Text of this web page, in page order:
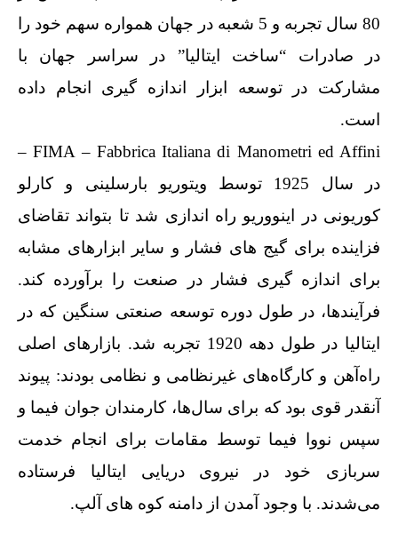
80 سال تجربه و 5 شعبه در جهان همواره سهم خود را
در صادرات “ساخت ایتالیا” در سراسر جهان با
مشارکت در توسعه ابزار اندازه گیری انجام داده
است.
FIMA – Fabbrica Italiana di Manometri ed Affini –
در سال 1925 توسط ویتوریو بارسلینی و کارلو
کوریونی در اینووریو راه اندازی شد تا بتواند تقاضای
فزاینده برای گیج های فشار و سایر ابزارهای مشابه
برای اندازه گیری فشار در صنعت را برآورده کند.
فرآیندها، در طول دوره توسعه صنعتی سنگین که در
ایتالیا در طول دهه 1920 تجربه شد. بازارهای اصلی
راه‌آهن و کارگاه‌های غیرنظامی و نظامی بودند: پیوند
آنقدر قوی بود که برای سال‌ها، کارمندان جوان فیما و
سپس نووا فیما توسط مقامات برای انجام خدمت
سربازی خود در نیروی دریایی ایتالیا فرستاده
می‌شدند. با وجود آمدن از دامنه کوه های آلپ.